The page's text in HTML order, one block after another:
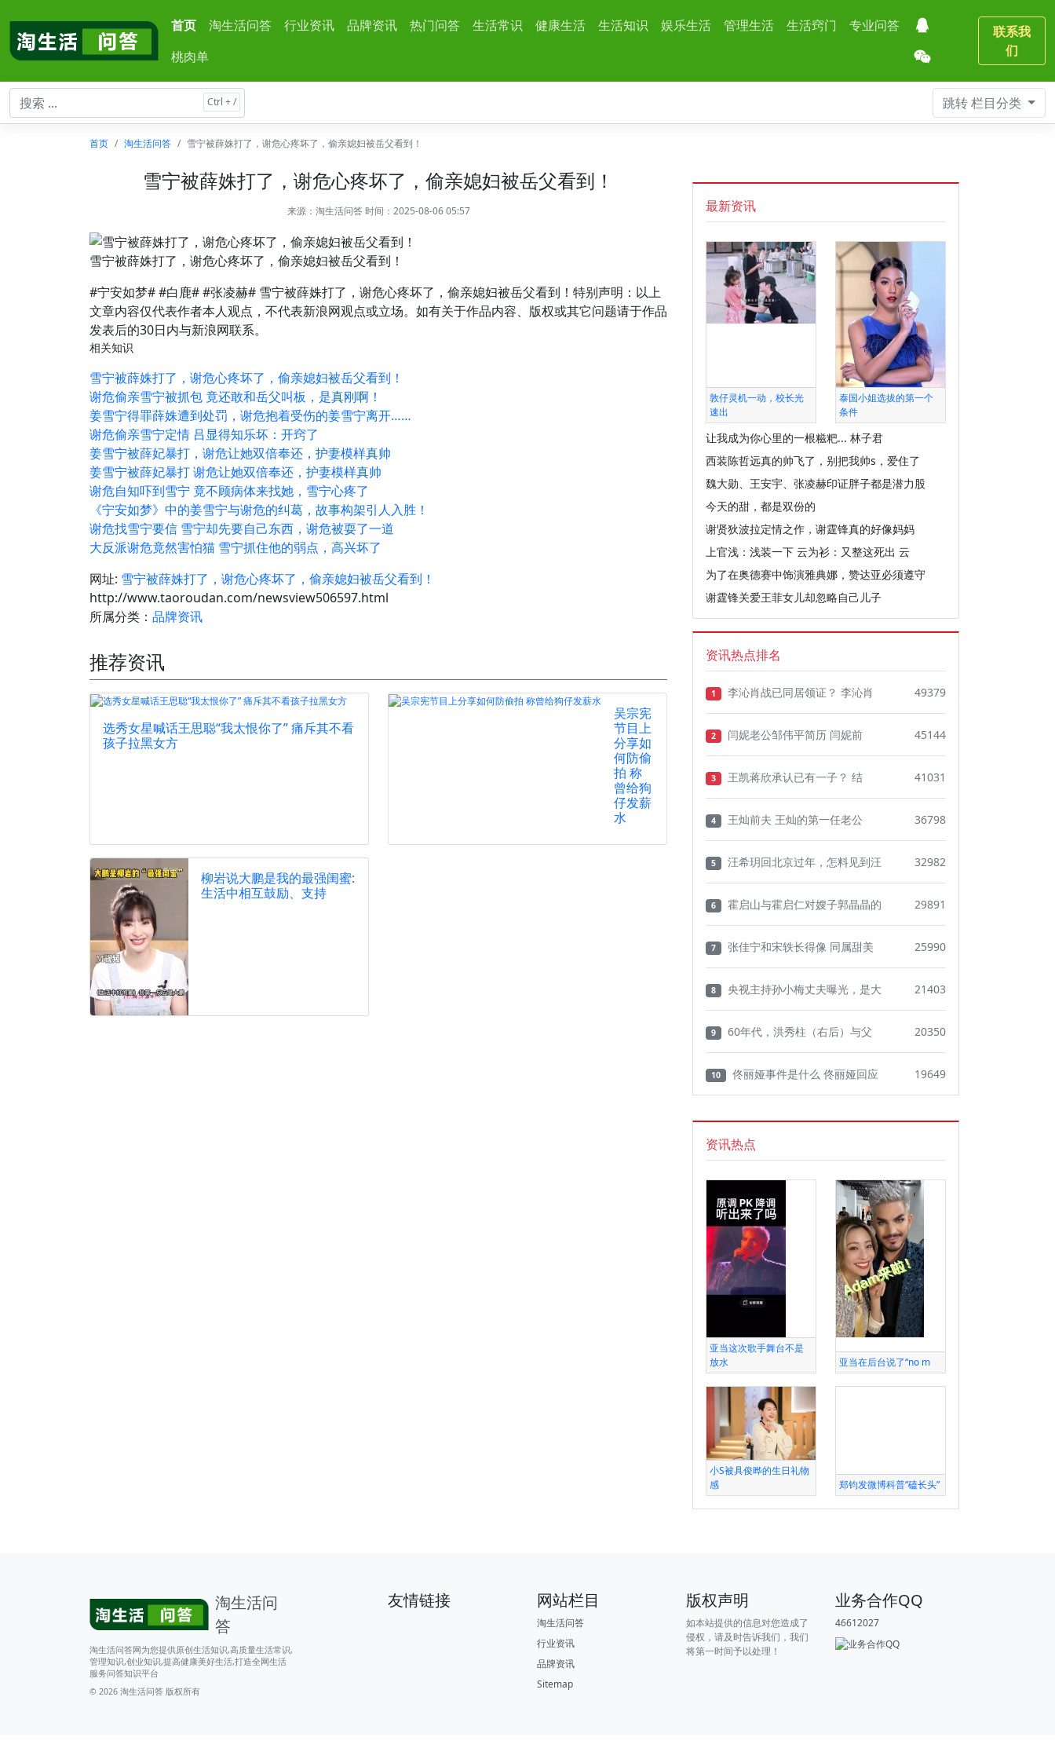
首页 淘生活问答 行业资讯 品牌资讯 热门问答 生活常识 健康生活 生活知识 娱乐生活 管理生活 生活窍门
专业问答
桃肉单
联系我
们
跳转栏目分类
首页 淘生活问答 雪宁被薛姝打了，谢危心疼坏了，偷亲媳妇被岳父看到！
雪宁被薛姝打了，谢危心疼坏了，偷亲媳妇被岳父看到！
来源： 淘生活问答 时间：2025-08-06 05:57
雪宁被薛姝打了，谢危心疼坏了，偷亲媳妇被岳父看到！
#宁安如梦# #白鹿# #张凌赫# 雪宁被薛姝打了，谢危心疼坏了，偷亲媳妇被岳父看到！特别声明：以上
文章内容仅代表作者本人观点，不代表新浪网观点或立场。如有关于作品内容、版权或其它问题请于作品
发表后的30日内与新浪网联系。
相关知识
雪宁被薛姝打了，谢危心疼坏了，偷亲媳妇被岳父看到！
谢危偷亲雪宁被抓包 竟还敢和岳父叫板，是真刚啊！
姜雪宁得罪薛姝遭到处罚，谢危抱着受伤的姜雪宁离开……
谢危偷亲雪宁定情 吕显得知乐坏：开窍了
姜雪宁被薛妃暴打，谢危让她双倍奉还，护妻模样真帅
姜雪宁被薛妃暴打 谢危让她双倍奉还，护妻模样真帅
谢危自知吓到雪宁 竟不顾病体来找她，雪宁心疼了
《宁安如梦》中的姜雪宁与谢危的纠葛，故事构架引人入胜！
谢危找雪宁要信 雪宁却先要自己东西，谢危被耍了一道
大反派谢危竟然害怕猫 雪宁抓住他的弱点，高兴坏了
网址: 雪宁被薛姝打了，谢危心疼坏了，偷亲媳妇被岳父看到！
http://www.taoroudan.com/newsview506597.html
所属分类： 品牌资讯
推荐资讯
选秀女星喊话王思聪“我太恨你了” 痛斥其不看
孩子拉黑女方
吴宗宪
节目上
分享如
何防偷
拍 称
曾给狗
仔发薪
水
柳岩说大鹏是我的最强闺蜜:
生活中相互鼓励、支持
最新资讯
敦仔灵机一动，校长光
速出
泰国小姐选拔的第一个
条件
让我成为你心里的一根糍粑... 林子君
西装陈哲远真的帅飞了，别把我帅s，爱住了
魏大勋、王安宇、张凌赫印证胖子都是潜力股
今天的甜，都是双份的
谢贤狄波拉定情之作，谢霆锋真的好像妈妈
上官浅：浅装一下 云为衫：又整这死出 云
为了在奥德赛中饰演雅典娜，赞达亚必须遵守
谢霆锋关爱王菲女儿却忽略自己儿子
资讯热点排名
1 李沁肖战已同居领证？ 李沁肖 49379
2 闫妮老公邹伟平简历 闫妮前 45144
3 王凯蒋欣承认已有一子？ 结 41031
4 王灿前夫 王灿的第一任老公 36798
5 汪希玥回北京过年，怎料见到汪 32982
6 霍启山与霍启仁对嫂子郭晶晶的 29891
7 张佳宁和宋轶长得像 同属甜美 25990
8 央视主持孙小梅丈夫曝光，是大 21403
9 60年代，洪秀柱（右后）与父 20350
10 佟丽娅事件是什么 佟丽娅回应 19649
资讯热点
亚当这次歌手舞台不是
放水
亚当在后台说了“no m
小S被具俊晔的生日礼物
感
郑钧发微博科普“磕长头”
淘生活问
答
淘生活问答网为您提供原创生活知识,高质量生活常识,
管理知识,创业知识,提高健康美好生活,打造全网生活
服务问答知识平台
© 2026 淘生活问答 版权所有
友情链接 网站栏目
淘生活问答
行业资讯
品牌资讯
Sitemap
版权声明
如本站提供的信息对您造成了
侵权，请及时告诉我们，我们
将第一时间予以处理！
业务合作QQ
46612027